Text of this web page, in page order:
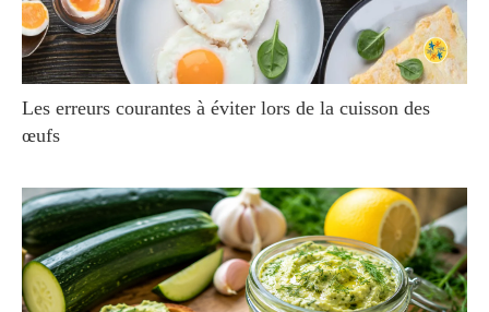
Les erreurs courantes à éviter lors de la cuisson des
œufs